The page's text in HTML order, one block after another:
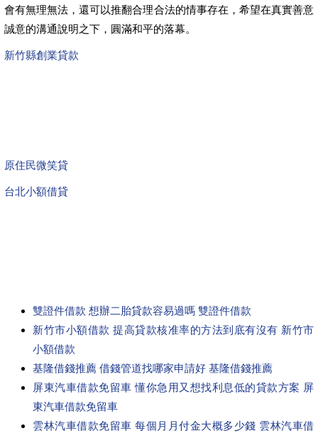
會有無理無法，還可以推翻合理合法的情事存在，希望在真實善意
誠意的溝通說明之下，圓滿和平的落幕。
新竹縣創業貸款
原住民微笑貸
台北小額借貸
雙證件借款 想辦二胎貸款容易過嗎 雙證件借款
新竹市小額借款 提高貸款核准率的方法到底有沒有 新竹市
小額借款
基隆借錢推薦 借錢管道找哪家申請好 基隆借錢推薦
屏東汽車借款免留車 懂你急用又想找利息低的貸款方案 屏
東汽車借款免留車
雲林汽車借款免留車 每個月月付金大概多少錢 雲林汽車借